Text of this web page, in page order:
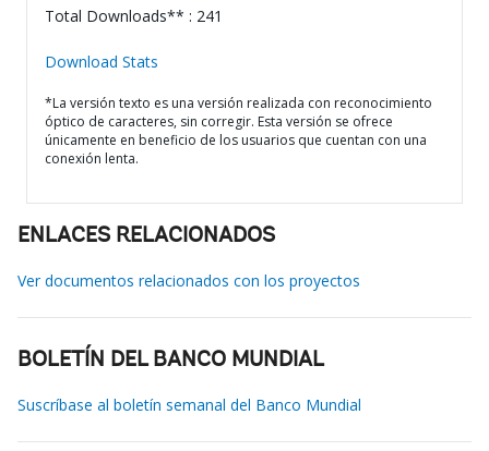
Total Downloads** : 241
Download Stats
*La versión texto es una versión realizada con reconocimiento
óptico de caracteres, sin corregir. Esta versión se ofrece
únicamente en beneficio de los usuarios que cuentan con una
conexión lenta.
ENLACES RELACIONADOS
Ver documentos relacionados con los proyectos
BOLETÍN DEL BANCO MUNDIAL
Suscríbase al boletín semanal del Banco Mundial